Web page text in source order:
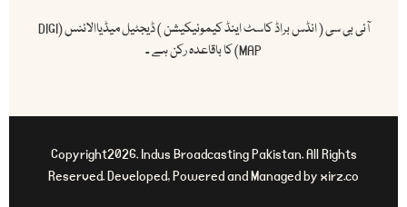
آئی بی سی ( انڈس براڈ کاسٹ اینڈ کیمونیکیشن ) ڈیجٹیل میڈیاالائنس (DIGI
MAP) کا باقاعدہ رکن ہے ۔
Copyright2026. Indus Broadcasting Pakistan. All Rights
Reserved. Developed, Powered and Managed by xirz.co